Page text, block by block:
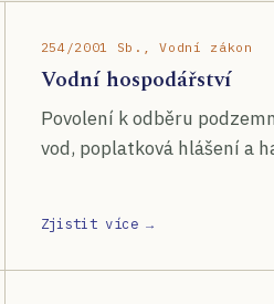
254/2001 Sb., Vodní zákon
Vodní hospodářství
Povolení k odběru
vod, poplatková hlášení a
Zjistit více →